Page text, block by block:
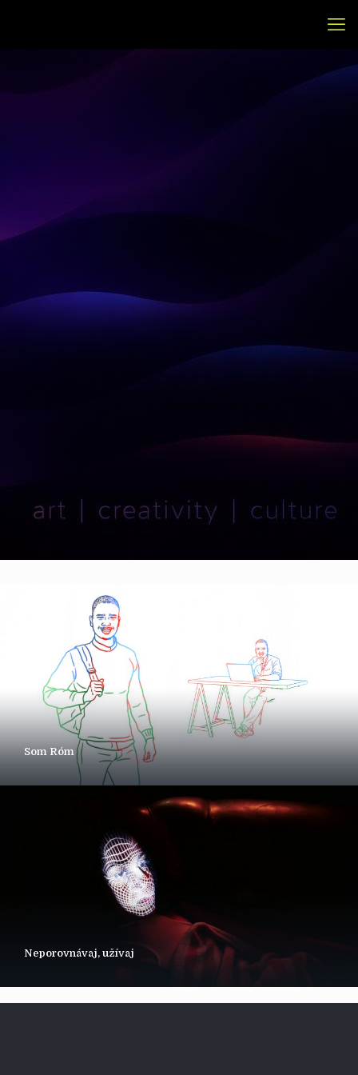
Som Róm
Neporovnávaj, užívaj